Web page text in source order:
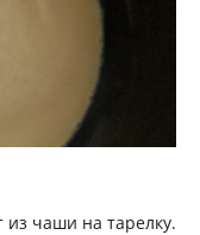
из чаши на тарелку.